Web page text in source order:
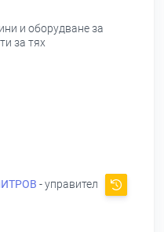
и оборудване за
за тях
- управител